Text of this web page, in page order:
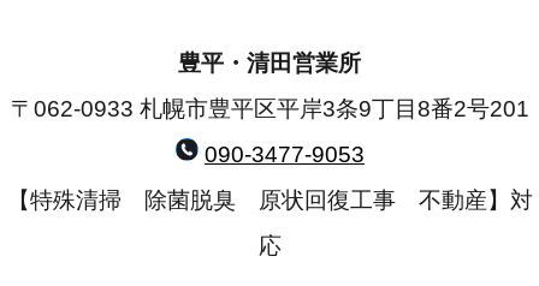
豊平・清田営業所
〒062-0933 札幌市豊平区平岸3条9丁目8番2号201
090-3477-9053
【特殊清掃 除菌脱臭 原状回復工事 不動産】対
応